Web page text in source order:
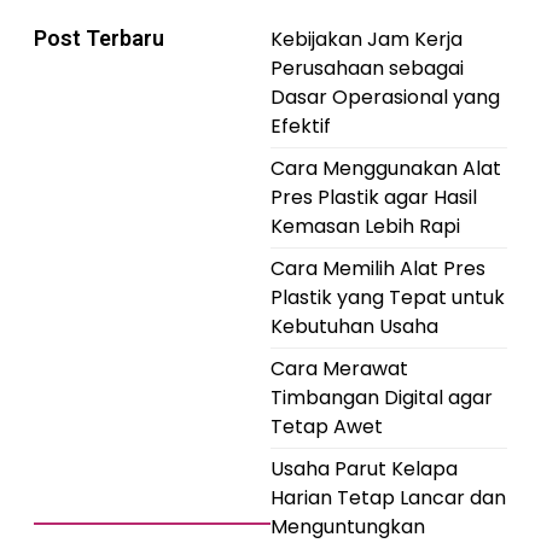
Post Terbaru
Kebijakan Jam Kerja
Perusahaan sebagai
Dasar Operasional yang
Efektif
Cara Menggunakan Alat
Pres Plastik agar Hasil
Kemasan Lebih Rapi
Cara Memilih Alat Pres
Plastik yang Tepat untuk
Kebutuhan Usaha
Cara Merawat
Timbangan Digital agar
Tetap Awet
Usaha Parut Kelapa
Harian Tetap Lancar dan
Menguntungkan